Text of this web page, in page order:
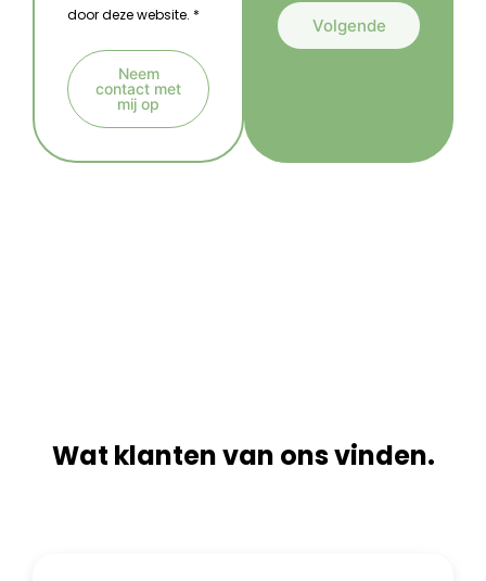
door deze website. *
Neem
contact met
mij op
l
Volgende
r
Wat klanten van ons vinden.